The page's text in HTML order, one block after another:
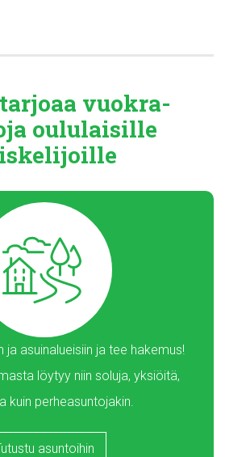
vuokra-
oululaisille
ja asuinalueisiin ja tee hakemus!
löytyy niin soluja, yksiöitä,
kuin perheasuntojakin.
asuntoihin